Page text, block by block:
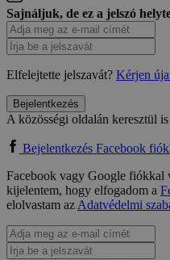
Sajnáljuk, de ez a jelszó
Elfelejtette jelszavát? Kérjen
Bejelentkezés
A közösségi oldalán keresztül
Bejelentkezés Facebook
Facebook vagy Google fiókkal
kijelentem, hogy elfogadom a
elolvastam azAdatvédelmi